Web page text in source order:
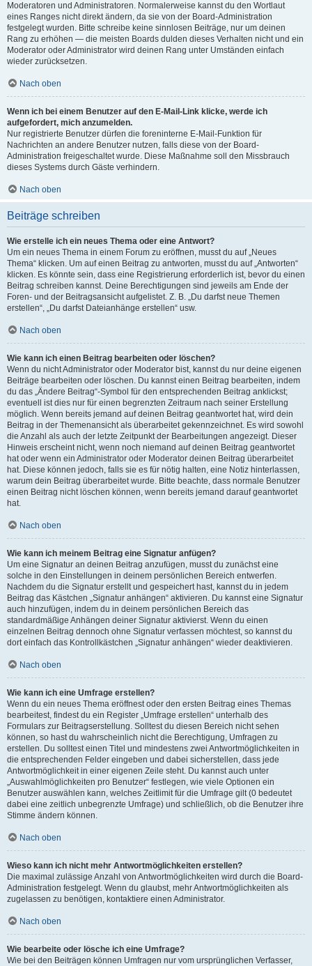
Moderatoren und Administratoren. Normalerweise kannst du den Wortlaut
eines Ranges nicht direkt ändern, da sie von der Board-Administration
festgelegt wurden. Bitte schreibe keine sinnlosen Beiträge, nur um deinen
Rang zu erhöhen — die meisten Boards dulden dieses Verhalten nicht und ein
Moderator oder Administrator wird deinen Rang unter Umständen einfach
wieder zurücksetzen.
Nach oben
Wenn ich bei einem Benutzer auf den E-Mail-Link klicke, werde ich
aufgefordert, mich anzumelden.
Nur registrierte Benutzer dürfen die foreninterne E-Mail-Funktion für
Nachrichten an andere Benutzer nutzen, falls diese von der Board-
Administration freigeschaltet wurde. Diese Maßnahme soll den Missbrauch
dieses Systems durch Gäste verhindern.
Nach oben
Beiträge schreiben
Wie erstelle ich ein neues Thema oder eine Antwort?
Um ein neues Thema in einem Forum zu eröffnen, musst du auf „Neues
Thema“ klicken. Um auf einen Beitrag zu antworten, musst du auf „Antworten“
klicken. Es könnte sein, dass eine Registrierung erforderlich ist, bevor du einen
Beitrag schreiben kannst. Deine Berechtigungen sind jeweils am Ende der
Foren- und der Beitragsansicht aufgelistet. Z. B. „Du darfst neue Themen
erstellen“, „Du darfst Dateianhänge erstellen“ usw.
Nach oben
Wie kann ich einen Beitrag bearbeiten oder löschen?
Wenn du nicht Administrator oder Moderator bist, kannst du nur deine eigenen
Beiträge bearbeiten oder löschen. Du kannst einen Beitrag bearbeiten, indem
du das „Ändere Beitrag“-Symbol für den entsprechenden Beitrag anklickst;
eventuell ist dies nur für einen begrenzten Zeitraum nach seiner Erstellung
möglich. Wenn bereits jemand auf deinen Beitrag geantwortet hat, wird dein
Beitrag in der Themenansicht als überarbeitet gekennzeichnet. Es wird sowohl
die Anzahl als auch der letzte Zeitpunkt der Bearbeitungen angezeigt. Dieser
Hinweis erscheint nicht, wenn noch niemand auf deinen Beitrag geantwortet
hat oder wenn ein Administrator oder Moderator deinen Beitrag überarbeitet
hat. Diese können jedoch, falls sie es für nötig halten, eine Notiz hinterlassen,
warum dein Beitrag überarbeitet wurde. Bitte beachte, dass normale Benutzer
einen Beitrag nicht löschen können, wenn bereits jemand darauf geantwortet
hat.
Nach oben
Wie kann ich meinem Beitrag eine Signatur anfügen?
Um eine Signatur an deinen Beitrag anzufügen, musst du zunächst eine
solche in den Einstellungen in deinem persönlichen Bereich entwerfen.
Nachdem du die Signatur erstellt und gespeichert hast, kannst du in jedem
Beitrag das Kästchen „Signatur anhängen“ aktivieren. Du kannst eine Signatur
auch hinzufügen, indem du in deinem persönlichen Bereich das
standardmäßige Anhängen deiner Signatur aktivierst. Wenn du einen
einzelnen Beitrag dennoch ohne Signatur verfassen möchtest, so kannst du
dort einfach das Kontrollkästchen „Signatur anhängen“ wieder deaktivieren.
Nach oben
Wie kann ich eine Umfrage erstellen?
Wenn du ein neues Thema eröffnest oder den ersten Beitrag eines Themas
bearbeitest, findest du ein Register „Umfrage erstellen“ unterhalb des
Formulars zur Beitragserstellung. Solltest du diesen Bereich nicht sehen
können, so hast du wahrscheinlich nicht die Berechtigung, Umfragen zu
erstellen. Du solltest einen Titel und mindestens zwei Antwortmöglichkeiten in
die entsprechenden Felder eingeben und dabei sicherstellen, dass jede
Antwortmöglichkeit in einer eigenen Zeile steht. Du kannst auch unter
„Auswahlmöglichkeiten pro Benutzer“ festlegen, wie viele Optionen ein
Benutzer auswählen kann, welches Zeitlimit für die Umfrage gilt (0 bedeutet
dabei eine zeitlich unbegrenzte Umfrage) und schließlich, ob die Benutzer ihre
Stimme ändern können.
Nach oben
Wieso kann ich nicht mehr Antwortmöglichkeiten erstellen?
Die maximal zulässige Anzahl von Antwortmöglichkeiten wird durch die Board-
Administration festgelegt. Wenn du glaubst, mehr Antwortmöglichkeiten als
zugelassen zu benötigen, kontaktiere einen Administrator.
Nach oben
Wie bearbeite oder lösche ich eine Umfrage?
Wie bei den Beiträgen können Umfragen nur vom ursprünglichen Verfasser,